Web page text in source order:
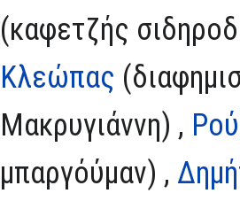
(καφετζής
Κλεώπας
Μακρυγιάννη) ,
μπαργόύμαν) ,